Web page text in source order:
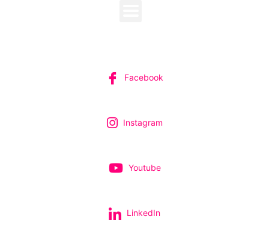
Facebook
Instagram
Youtube
LinkedIn